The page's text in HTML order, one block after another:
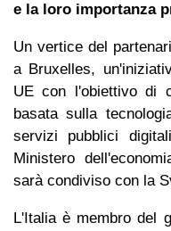
e la loro importanza
Un vertice del
a Bruxelles,
UE con l'obiettivo di
basata sulla
servizi pubblici
Ministero
sarà condiviso con la
L'Italia è membro del